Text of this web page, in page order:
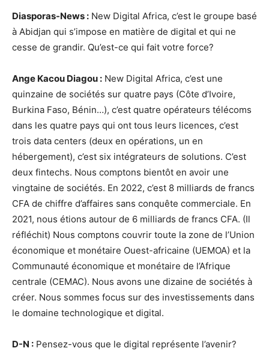
Diasporas-News : New Digital Africa, c’est le groupe basé
à Abidjan qui s’impose en matière de digital et qui ne
cesse de grandir. Qu’est-ce qui fait votre force?
Ange Kacou Diagou : New Digital Africa, c’est une
quinzaine de sociétés sur quatre pays (Côte d’Ivoire,
Burkina Faso, Bénin…), c’est quatre opérateurs télécoms
dans les quatre pays qui ont tous leurs licences, c’est
trois data centers (deux en opérations, un en
hébergement), c’est six intégrateurs de solutions. C’est
deux fintechs. Nous comptons bientôt en avoir une
vingtaine de sociétés. En 2022, c’est 8 milliards de francs
CFA de chiffre d’affaires sans conquête commerciale. En
2021, nous étions autour de 6 milliards de francs CFA. (Il
réfléchit) Nous comptons couvrir toute la zone de l’Union
économique et monétaire Ouest-africaine (UEMOA) et la
Communauté économique et monétaire de l’Afrique
centrale (CEMAC). Nous avons une dizaine de sociétés à
créer. Nous sommes focus sur des investissements dans
le domaine technologique et digital.
D-N : Pensez-vous que le digital représente l’avenir?